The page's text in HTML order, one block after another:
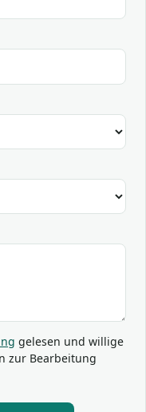
gelesen und willige
zur Bearbeitung